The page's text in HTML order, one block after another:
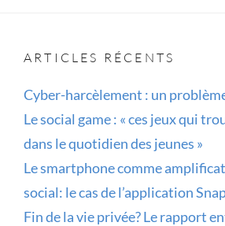
ARTICLES RÉCENTS
Cyber-harcèlement : un
Le social game : « ces jeux qui
dans le quotidien des jeunes »
Le smartphone comme
social: le cas de l’application
Fin de la vie privée? Le rapport